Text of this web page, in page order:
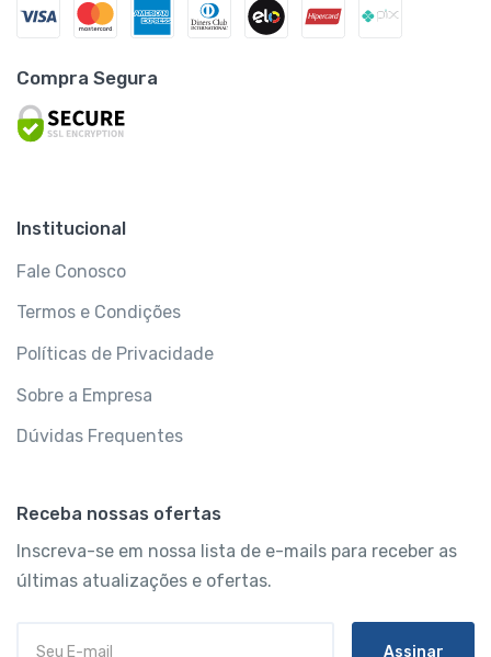
Compra Segura
Institucional
Fale Conosco
Termos e Condições
Políticas de Privacidade
Sobre a Empresa
Dúvidas Frequentes
Receba nossas ofertas
Inscreva-se em nossa lista de e-mails para receber as
últimas atualizações e ofertas.
Assinar